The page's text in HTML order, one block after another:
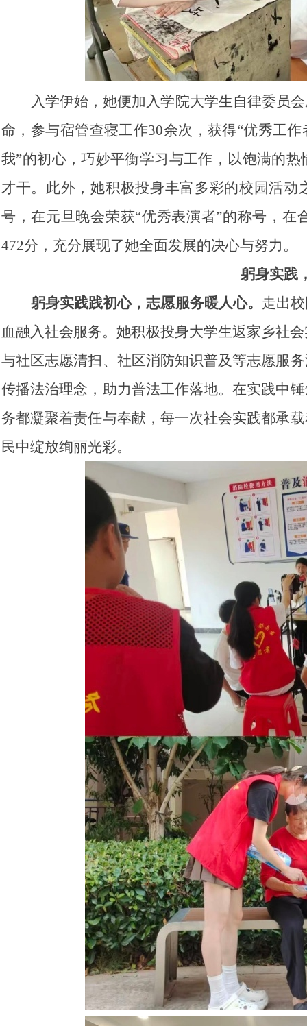
入学伊始，她便加入学院大学生自律委员
命，参与宿管查寝工作30余次，获得“优秀工
我”的初心，巧妙平衡学习与工作，以饱满的
才干。此外，她积极投身丰富多彩的校园活动
号，在元旦晚会荣获“优秀表演者”的称号，
472分，充分展现了她全面发展的决心与努力。
躬身实践
躬身实践践初心，志愿服务暖人心。 走出
血融入社会服务。她积极投身大学生返家乡社
与社区志愿清扫、社区消防知识普及等志愿服
传播法治理念，助力普法工作落地。在实践中
务都凝聚着责任与奉献，每一次社会实践都承
民中绽放绚丽光彩。